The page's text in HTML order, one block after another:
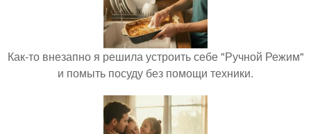
Как-то внезапно я решила устроить себе "Ручной Режим"
и помыть посуду без помощи техники.